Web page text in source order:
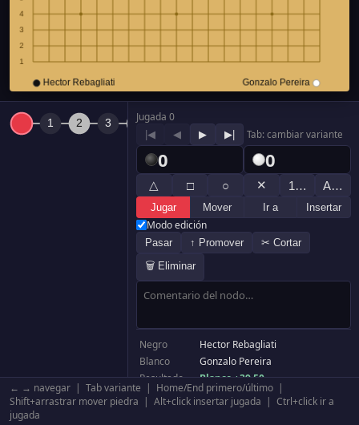
Jugada 0
|◀ ◀ ▶ ▶| Tab: cambiar variante
0 0
△ □ ○ ✕ 1… A…
Jugar Mover Ir a Insertar
Modo edición
Pasar ↑ Promover
✂ Cortar
🗑 Eliminar
Negro
Hector Rebagliati
Blanco
Gonzalo Pereira
Resultado
Blanco +39.50
Komi
6.50
Tablero
← → navegar | Tab variante | Home/End primero/último |
Shift+arrastrar mover piedra | Alt+click insertar jugada | Ctrl+click ir a
jugada